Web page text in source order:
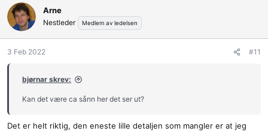
Arne
Nestleder Medlem av ledelsen
3 Feb 2022 #11
bjørnar skrev:
Kan det være ca sånn her det ser ut?
Det er helt riktig, den eneste lille detaljen som mangler er at jeg